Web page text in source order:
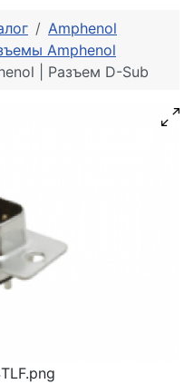
Amphenol
Amphenol
| Разъем D-Sub